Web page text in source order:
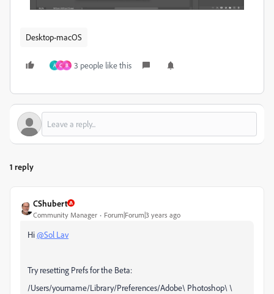
Desktop-macOS
A C B 3 people like this
1 reply
CShubert
Community Manager Forum|Forum|3 years ago
Hi@Sol Lav
Try resetting Prefs for the Beta:
/Users/yourname/Library/Preferences/Adobe\ Photoshop\ \